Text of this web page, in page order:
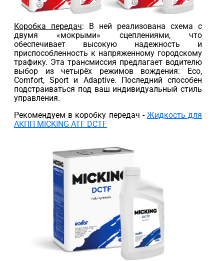
Коробка передач: В ней реализована схема с
двумя «мокрыми» сцеплениями, что
обеспечивает высокую надежность и
приспособленность к напряженному городскому
трафику. Эта трансмиссия предлагает водителю
выбор из четырёх режимов вождения: Eco,
Comfort, Sport и Adaptive. Последний способен
подстраиваться под ваш индивидуальный стиль
управления.
Рекомендуем в коробку передач - Жидкость для
АКПП MICKING ATF DCTF